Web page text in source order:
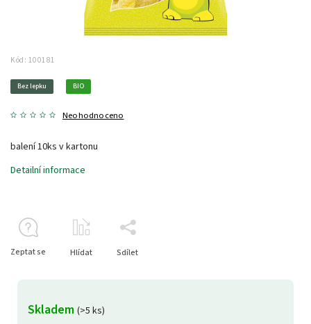
Kód: 100181
Bez lepku BIO
Neohodnoceno
Skladem (>5 ks)
balení 10ks v kartonu
Detailní informace
Zeptat se Hlídat Sdílet